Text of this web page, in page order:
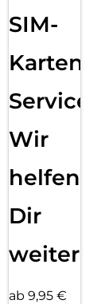
SIM-
Karten
Service:
Wir
helfen
Dir
weiter
ab 9,95 €